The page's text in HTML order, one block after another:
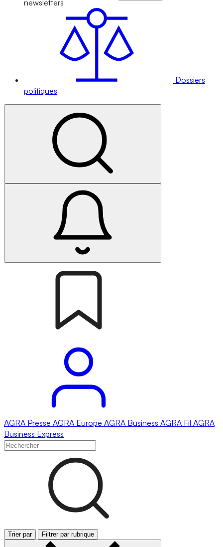
newsletters
Dossiers
politiques
AGRA Presse AGRA Europe AGRA Business AGRA Fil AGRA
Business Express
Trier par Filtrer par rubrique